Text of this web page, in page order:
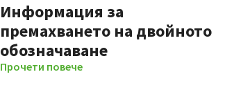
Информация за
премахването на двойното
обозначаване
Прочети повече